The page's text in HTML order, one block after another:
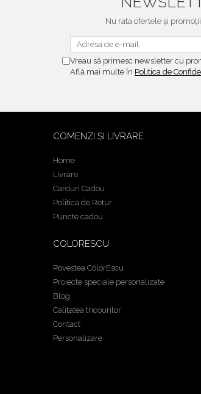
Nu rata ofertele și
Vreau să primesc newsletter cu
Află mai multe în Politica de
COMENZI ȘI LIVRARE
Home
Livrare
Carduri Cadou
Politica de Retur
Puncte cadou
COLORESCU
Povestea ColorEscu
Proiecte speciale personalizate
Blog
Calitatea tricourilor
Contact
Personalizare